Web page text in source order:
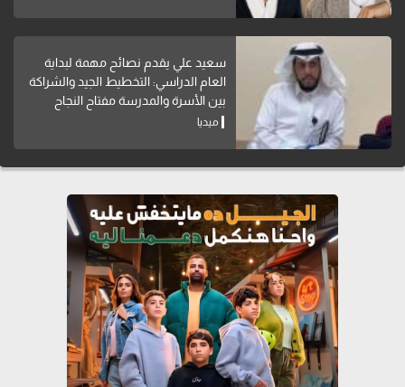
سعيد علي يقدم نصائح مهمة لبداية
العام الدراسي: التخطيط الجيد والشراكة
بين الأسرة والمدرسة مفتاح النجاح
ميديا